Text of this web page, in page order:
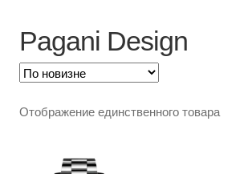
Гарантия
Оплата, доставка
Контакты
Отзывы
Pagani Design
Отображение единственного товара